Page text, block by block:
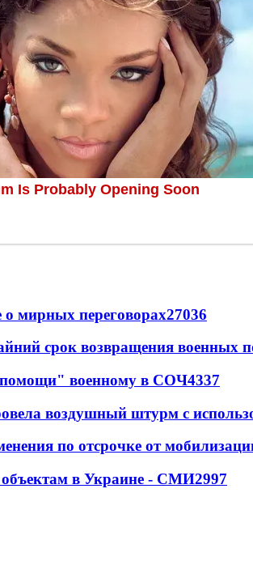
о мирных переговорах27036
срок возвращения военных
военному в СОЧ4337
воздушный штурм с
по отсрочке от
объектам в Украине - СМИ2997